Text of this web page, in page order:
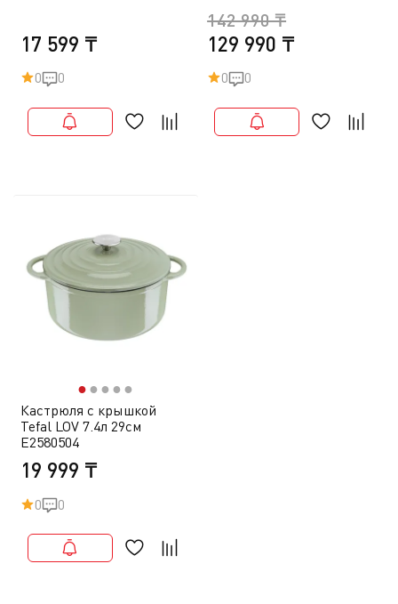
17 599 ₸
0 0
129 990 ₸
142 990 ₸
0 0
●● ● ● ●
Кастрюля с крышкой
Tefal LOV 7.4л 29см
E2580504
19 999 ₸
0 0